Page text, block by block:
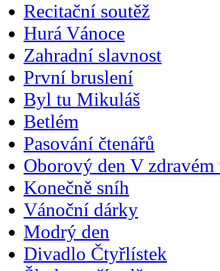
Recitační soutěž
Hurá Vánoce
Zahradní slavnost
První bruslení
Byl tu Mikuláš
Betlém
Pasování čtenářů
Oborový den V
Konečně sníh
Vánoční dárky
Modrý den
Divadlo Čtyřlístek